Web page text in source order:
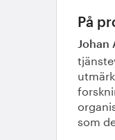
På
Johan
som